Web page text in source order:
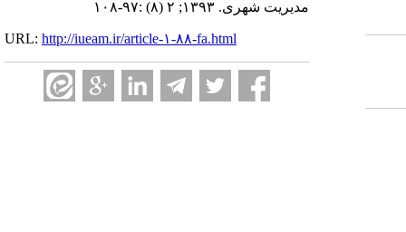
مدیریت شهری. ۱۳۹۳; ۲ (۸) :۹۷-۱۰۸
URL: http://iueam.ir/article-۱-۸۸-fa.html